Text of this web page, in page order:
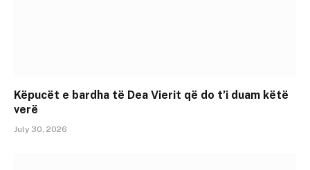
Këpucët e bardha të Dea Vierit që do t’i duam këtë
verë
July 30, 2026